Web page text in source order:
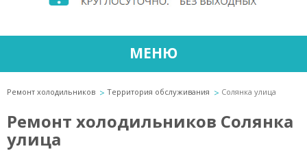
МЕНЮ
Ремонт холодильников Территория обслуживания Солянка улица
Ремонт холодильников Солянка
улица